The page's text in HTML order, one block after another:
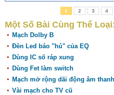
1 2 3 4
Một Số Bài Cùng Thể
Mạch Dolby B
Đèn Led báo "hú" của EQ
Dùng IC số ráp xung
Dùng Fet làm switch
Mạch mở rộng dãi động âm thanh
Vài mạch cho TV cũ